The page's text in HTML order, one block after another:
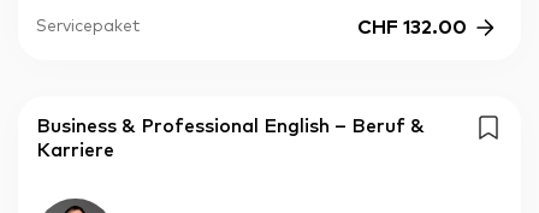
Servicepaket CHF 132.00
Business & Professional English – Beruf &
Karriere